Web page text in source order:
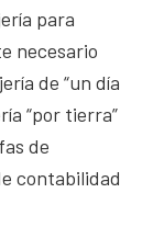
para
necesario
de “un día
“por tierra”
de
contabilidad